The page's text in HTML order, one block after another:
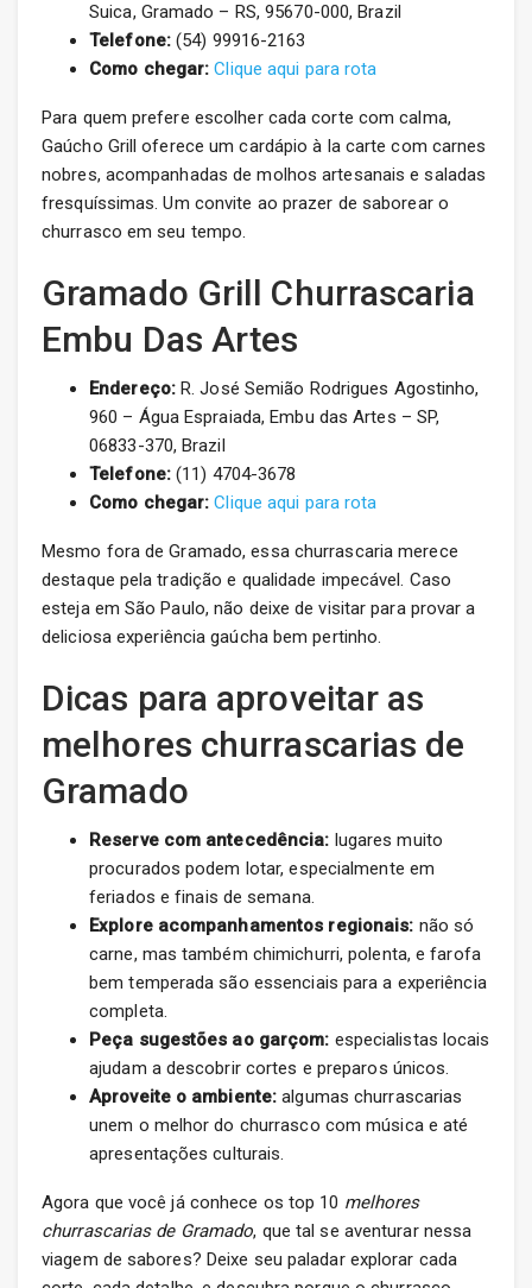
Suica, Gramado – RS, 95670-000, Brazil
Telefone:(54) 99916-2163
Como chegar: Clique aqui para rota
Para quem prefere escolher cada corte com calma,
Gaúcho Grill oferece um cardápio à la carte com carnes
nobres, acompanhadas de molhos artesanais e saladas
fresquíssimas. Um convite ao prazer de saborear o
churrasco em seu tempo.
Gramado Grill Churrascaria
Embu Das Artes
Endereço:R. José Semião Rodrigues Agostinho,
960 – Água Espraiada, Embu das Artes – SP,
06833-370, Brazil
Telefone:(11) 4704-3678
Como chegar: Clique aqui para rota
Mesmo fora de Gramado, essa churrascaria merece
destaque pela tradição e qualidade impecável. Caso
esteja em São Paulo, não deixe de visitar para provar a
deliciosa experiência gaúcha bem pertinho.
Dicas para aproveitar as
melhores churrascarias de
Gramado
Reserve com antecedência: lugares muito
procurados podem lotar, especialmente em
feriados e finais de semana.
Explore acompanhamentos regionais: não só
carne, mas também chimichurri, polenta, e farofa
bem temperada são essenciais para a experiência
completa.
Peça sugestões ao garçom: especialistas locais
ajudam a descobrir cortes e preparos únicos.
Aproveite o ambiente: algumas churrascarias
unem o melhor do churrasco com música e até
apresentações culturais.
Agora que você já conhece os top 10 melhores
churrascarias de Gramado, que tal se aventurar nessa
viagem de sabores? Deixe seu paladar explorar cada